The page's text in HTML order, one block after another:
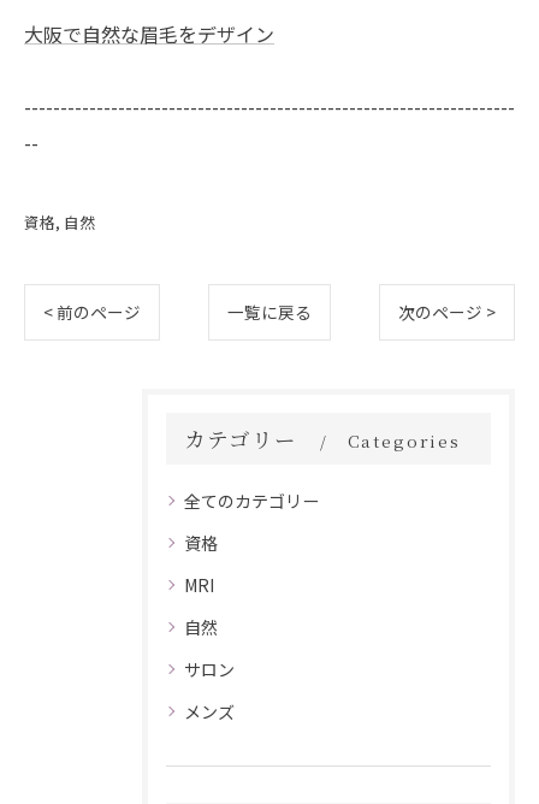
大阪で自然な眉毛をデザイン
--------------------------------------------------------------------
--
資格 自然
< 前のページ 一覧に戻る 次のページ >
カテゴリー Categories
全てのカテゴリー
資格
MRI
自然
サロン
メンズ